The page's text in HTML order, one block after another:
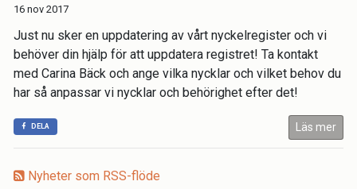
Nyheter som RSS-flöde
16 nov 2017
Just nu sker en uppdatering av vårt nyckelregister och vi
behöver din hjälp för att uppdatera registret! Ta kontakt
med Carina Bäck och ange vilka nycklar och vilket behov du
har så anpassar vi nycklar och behörighet efter det!
DELA Läs mer